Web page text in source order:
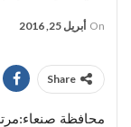
On أبريل 25, 2016
Share
محافظة